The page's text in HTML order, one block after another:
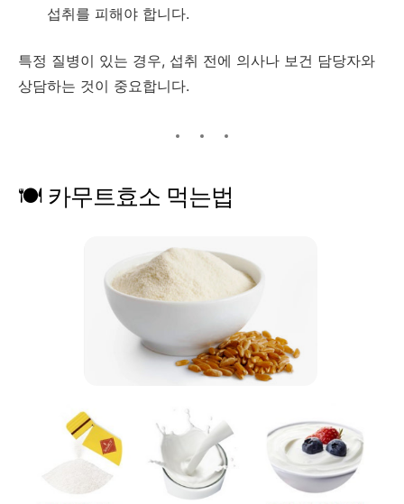
섭취를 피해야 합니다.
특정 질병이 있는 경우, 섭취 전에 의사나 보건 담당자와
상담하는 것이 중요합니다.
🍽️ 카무트효소 먹는법